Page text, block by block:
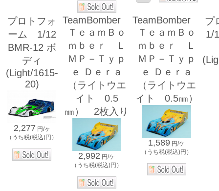
プロトフォ
ーム 1/12
BMR-12 ボ
ディ
(Light/1615-
20)
2,277 円/ヶ
（うち税(税込)円）
TeamBomber
ＴｅａｍＢｏ
ｍｂｅｒ Ｌ
ＭＰ－Ｔｙｐ
ｅ Ｄｅｒａ
（ライトウエ
イト 0.5
㎜） 2枚入り
2,992 円/ケ
（うち税(税込)円）
TeamBomber
ＴｅａｍＢｏ
ｍｂｅｒ Ｌ
ＭＰ－Ｔｙｐ
ｅ Ｄｅｒａ
（ライトウエ
イト 0.5㎜）
1,589 円/ケ
（うち税(税込)円）
プ
1/